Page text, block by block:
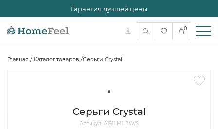
Гарантия лучшей цены
0
Главная / Каталог товаров /Серьги Crystal
Серьги Crystal
Артикул: A1911.M1 BW/S